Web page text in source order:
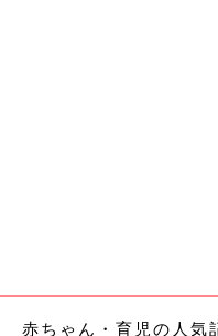
赤ちゃん・育児の人気